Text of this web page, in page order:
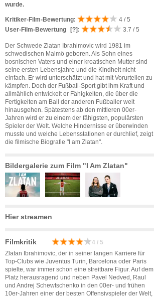
wurde.
Kritiker-Film-Bewertung:
4 / 5
User-Film-Bewertung
[?] : 3.7 / 5
Der Schwede Zlatan Ibrahimovic wird 1981 im
schwedischen Malmö geboren. Als Sohn eines
bosnischen Vaters und einer kroatischen Mutter sind
seine ersten Lebensjahre und die Kindheit nicht
einfach. Er wird unterschätzt und hat mit Vorurteilen zu
kämpfen. Doch der Fußball-Sport gibt ihm Kraft und
allmählich entwickelt er Fähigkeiten, die über die
Fertigkeiten am Ball der anderen Fußballer weit
hinausgehen. Spätestens ab den mittleren 00er-
Jahren wird er zu einem der fähigsten, populärsten
Spieler der Welt. Welche Hindernisse er überwinden
musste und welche Lebensstationen er durchlief, zeigt
die filmische Biografie "I am Zlatan".
Bildergalerie zum Film "I Am Zlatan"
Hier streamen
Filmkritik 4 / 5
Zlatan Ibrahimovic, der in seiner langen Karriere für
Top-Clubs wie Juventus Turin, Barcelona oder Paris
spielte, war immer schon eine streitbare Figur. Auf dem
Platz herausragend und neben Pavel Nedved, Raul
und Andrej Schewtschenko in den 00er- und frühen
10er-Jahren einer der besten Offensivspieler der Welt,